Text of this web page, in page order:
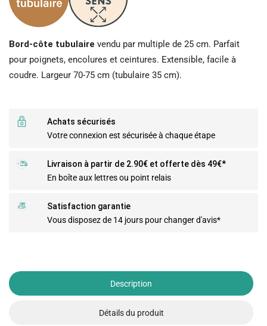
Bord-côte tubulaire vendu par multiple de 25 cm. Parfait
pour poignets, encolures et ceintures. Extensible, facile à
coudre. Largeur 70-75 cm (tubulaire 35 cm).
Achats sécurisés
Votre connexion est sécurisée à chaque étape
Livraison à partir de 2.90€ et offerte dès 49€*
En boîte aux lettres ou point relais
Satisfaction garantie
Vous disposez de 14 jours pour changer d'avis*
Description
Détails du produit